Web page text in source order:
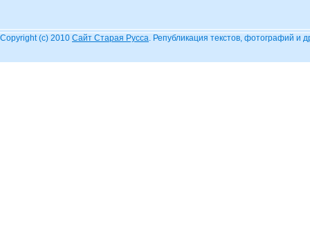
Copyright (c) 2010 Сайт Старая Русса . Републикация текстов, фотографий